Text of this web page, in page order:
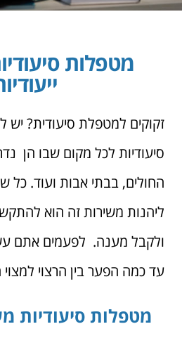
מטפלות
זקוקים למטפלת סיעודית?
סיעודיות לכל מקום שבו הן
החולים, בבתי אבות ועוד. כל
ליהנות משירות זה הוא
ולקבל מענה. לפעמים אתם
עד כמה הפער בין הרצוי למצוי
מטפלות סיעודיות